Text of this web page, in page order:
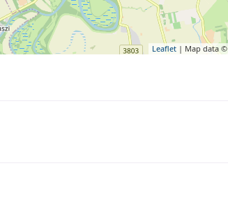
Leaflet| Map data ©